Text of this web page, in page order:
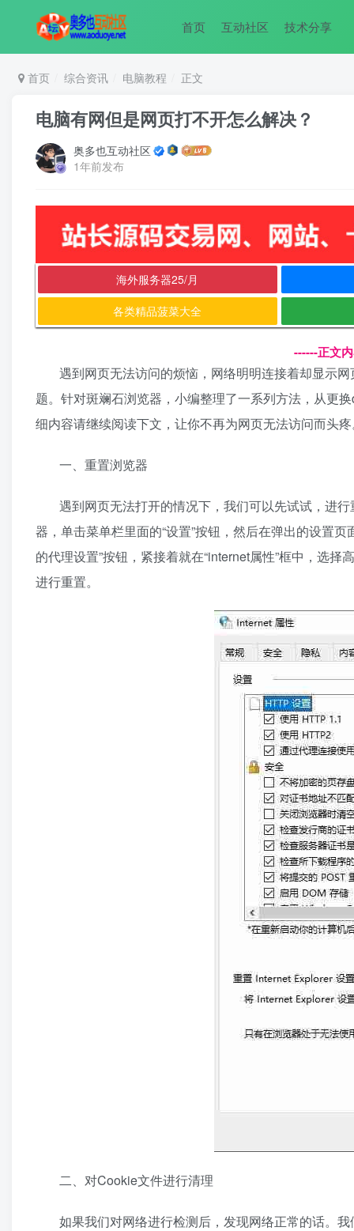
首页 互动社区 技术分享
首页 综合资讯 电脑教程 正文
电脑有网但是网页打不开怎么解决？
奥多也互动社区
1年前发布
海外服务器25/月
各类精品菠菜大全
------正文
遇到网页无法访问的烦恼，网络明明连接着却显示
题。针对斑斓石浏览器，小编整理了一系列方法，从更
细内容请继续阅读下文，让你不再为网页无法访问而头
一、重置浏览器
遇到网页无法打开的情况下，我们可以先试试，进
器，单击菜单栏里面的“设置”按钮，然后在弹出的设置
的代理设置”按钮，紧接着就在“internet属性”框中，选
进行重置。
二、对Cookie文件进行清理
如果我们对网络进行检测后，发现网络正常的话。